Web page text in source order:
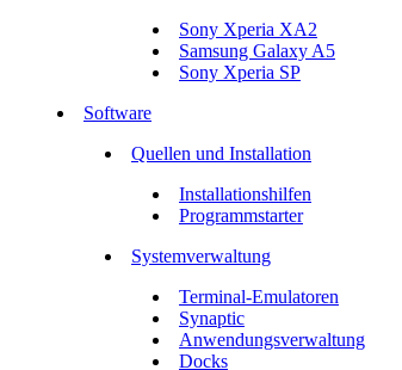
Sony Xperia XA2
Samsung Galaxy A5
Sony Xperia SP
Software
Quellen und Installation
Installationshilfen
Programmstarter
Systemverwaltung
Terminal-Emulatoren
Synaptic
Anwendungsverwaltung
Docks